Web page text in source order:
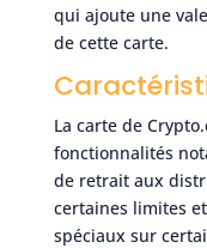
qui ajoute une
de cette carte.
La carte de
fonctionnalités
de retrait aux
certaines limites
spéciaux sur